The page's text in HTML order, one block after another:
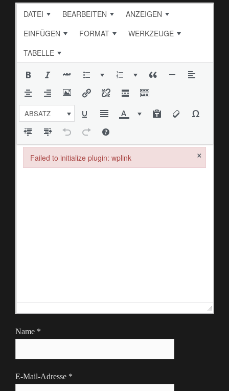
DATEI BEARBEITEN
ANZEIGEN
EINFÜGEN
FORMAT
WERKZEUGE
TABELLE
ABSATZ
Name *
E-Mail-Adresse *
Failed to initialize plugin: wplink ×
Failed to initialize plugin: wplink